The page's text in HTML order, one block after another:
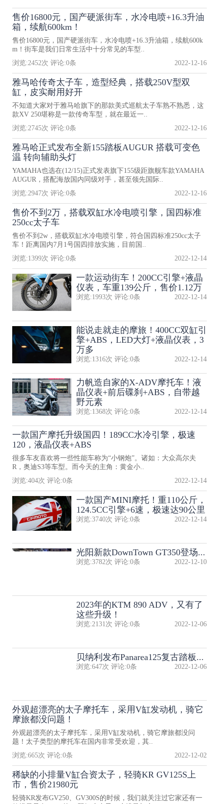
售价16800元，国产硬派街车，水冷电喷+16.3升油
箱，续航600km！
售价16800元，国产硬派街车，水冷电喷+16.3升油箱，续航600k
m！街车是我们日常生活中十分常见的车型..
浏览:2452次 评论:0条 2022-12-16
雅马哈传奇太子车，造型经典，搭载250V型双
缸，皮实耐用好开
不知道大家对于雅马哈旗下的那款美式巡航太子车熟不熟悉，这
款XV 250堪称是一款传奇车型，就在最近一..
浏览:2745次 评论:0条 2022-12-16
雅马哈正式发布全新155踏板AUGUR 搭载可变色
温 转向辅助头灯
YAMAHA也选在(12/15)正式发表旗下155级距旗舰车款YAMAHA
AUGUR，搭配海放国内同级对手，甚至领先国际..
浏览:2947次 评论:0条 2022-12-16
售价不到2万，搭载双缸水冷电喷引擎，国四标准
250cc太子车
售价不到2w，搭载双缸水冷电喷引擎，符合国四标准250cc太子
车！距离国内7月1号国四排放实施，目前国..
浏览:1399次 评论:0条 2022-12-14
一款运动街车！200CC引擎+液晶
仪表，车重139公斤，售价1.12万
浏览:1993次 评论:0条 2022-12-14
能说走就走的摩旅！400CC双缸引
擎+ABS，LED大灯+液晶仪表，3
万多
浏览:1316次 评论:0条 2022-12-14
力帆造自家的X-ADV摩托车！液
晶仪表+前后碟刹+ABS，自带越
野元素
浏览:1368次 评论:0条 2022-12-14
一款国产摩托升级国四！189CC水冷引擎，极速
120，液晶仪表+ABS
很多车友喜欢将一些性能车称为“小钢炮”。诸如：大众高尔夫
R，奥迪S3等车型。而今天的主角：黄金小..
浏览:404次 评论:0条 2022-12-14
一款国产MINI摩托！重110公斤，
124.5CC引擎+6速，极速达90公里
浏览:3740次 评论:0条 2022-12-14
光阳新款DownTown GT350登场...
浏览:3782次 评论:0条 2022-12-10
2023年的KTM 890 ADV，又有了
这些升级！
浏览:2131次 评论:0条 2022-12-06
贝纳利发布Panarea125复古踏板...
浏览:647次 评论:0条 2022-12-06
外观超漂亮的太子摩托车，采用V缸发动机，骑它
摩旅都没问题！
外观超漂亮的太子摩托车，采用V缸发动机，骑它摩旅都没问
题！太子类型的摩托车在国内非常受欢迎，其..
浏览:665次 评论:0条 2022-12-02
稀缺的小排量V缸合资太子，轻骑KR GV125S上
市，售价21980元
轻骑KR发布GV250、GV300S的时候，我们就关注过它家还有一